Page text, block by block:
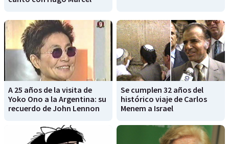
A 25 años de la visita de
Yoko Ono a la Argentina: su
recuerdo de John Lennon
Se cumplen 32 años del
histórico viaje de Carlos
Menem a Israel